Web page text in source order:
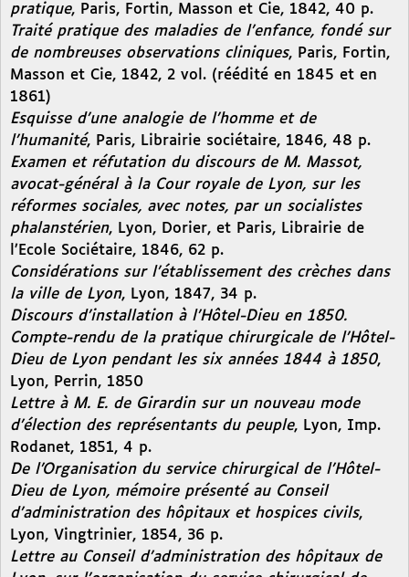
pratique, Paris, Fortin, Masson et Cie, 1842, 40 p.
Traité pratique des maladies de l’enfance, fondé sur
de nombreuses observations cliniques, Paris, Fortin,
Masson et Cie, 1842, 2 vol. (réédité en 1845 et en
1861)
Esquisse d’une analogie de l’homme et de
l’humanité, Paris, Librairie sociétaire, 1846, 48 p.
Examen et réfutation du discours de M. Massot,
avocat-général à la Cour royale de Lyon, sur les
réformes sociales, avec notes, par un socialistes
phalanstérien, Lyon, Dorier, et Paris, Librairie de
l’Ecole Sociétaire, 1846, 62 p.
Considérations sur l’établissement des crèches dans
la ville de Lyon, Lyon, 1847, 34 p.
Discours d’installation à l’Hôtel-Dieu en 1850.
Compte-rendu de la pratique chirurgicale de l’Hôtel-
Dieu de Lyon pendant les six années 1844 à 1850,
Lyon, Perrin, 1850
Lettre à M. E. de Girardin sur un nouveau mode
d’élection des représentants du peuple, Lyon, Imp.
Rodanet, 1851, 4 p.
De l’Organisation du service chirurgical de l’Hôtel-
Dieu de Lyon, mémoire présenté au Conseil
d’administration des hôpitaux et hospices civils,
Lyon, Vingtrinier, 1854, 36 p.
Lettre au Conseil d’administration des hôpitaux de